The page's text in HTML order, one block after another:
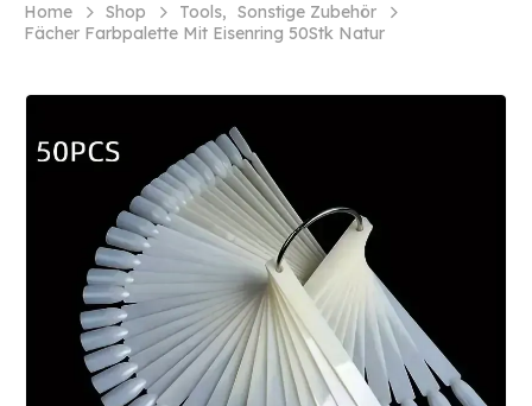
Home Shop Tools, Sonstige Zubehör
Fächer Farbpalette Mit Eisenring 50Stk Natur